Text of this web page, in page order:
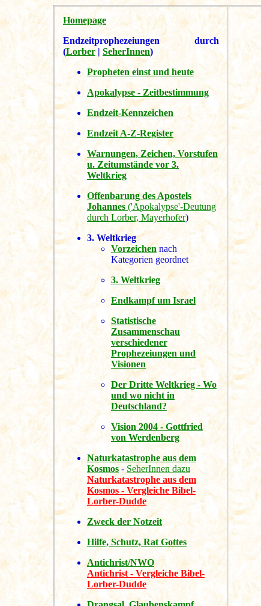
Homepage
Endzeitprophezeiungen durch
(Lorber | SeherInnen)
Propheten einst und heute
Apokalypse - Zeitbestimmung
Endzeit-Kennzeichen
Endzeit A-Z-Register
Warnungen, Zeichen, Vorstufen
u. Zeitumstände vor 3.
Weltkrieg
Offenbarung des Apostels
Johannes('Apokalypse'-Deutung
durch Lorber, Mayerhofer)
3. Weltkrieg
Vorzeichen nach
Kategorien geordnet
3. Weltkrieg
Endkampf um Israel
Statistische
Zusammenschau
verschiedener
Prophezeiungen und
Visionen
Der Dritte Weltkrieg - Wo
und wo nicht in
Deutschland?
Vision 2004 - Gottfried
von Werdenberg
Naturkatastrophe aus dem
Kosmos- SeherInnen dazu
Naturkatastrophe aus dem
Kosmos - Vergleiche Bibel-
Lorber-Dudde
Zweck der Notzeit
Hilfe, Schutz, Rat Gottes
Antichrist/NWO
Antichrist - Vergleiche Bibel-
Lorber-Dudde